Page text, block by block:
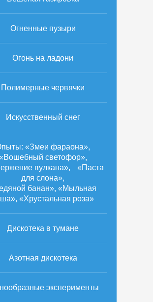
Огненные пузыри
Огонь на ладони
Полимерные червячки
Искусственный снег
«Змеи фараона»,
светофор»,
вулкана», «Паста
для слона»,
банан», «Мыльная
«Хрустальная роза»
Дискотека в тумане
Азотная дискотека
эксперименты